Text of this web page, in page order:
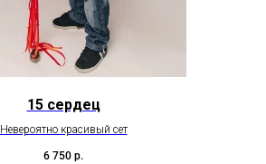
15 сердец
Невероятно красивый сет
6 750 р.